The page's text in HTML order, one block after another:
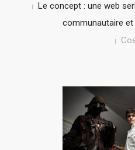
CONTACT
Le concept : une web
communautaire